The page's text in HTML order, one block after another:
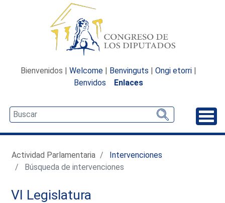
Bienvenidos | Welcome | Benvinguts | Ongi etorri |
Benvidos
Enlaces
Actividad Parlamentaria
Intervenciones
Búsqueda de intervenciones
VI Legislatura